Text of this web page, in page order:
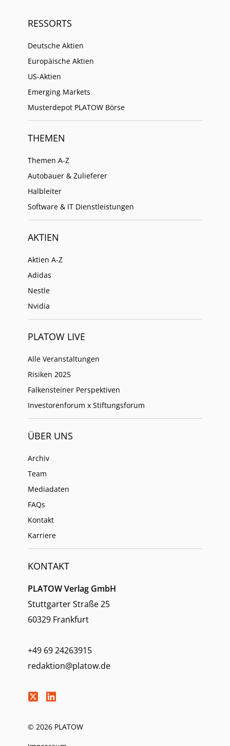
RESSORTS
Deutsche Aktien
Europäische Aktien
US-Aktien
Emerging Markets
Musterdepot PLATOW Börse
THEMEN
Themen A-Z
Autobauer & Zulieferer
Halbleiter
Software & IT Dienstleistungen
AKTIEN
Aktien A-Z
Adidas
Nestle
Nvidia
PLATOW LIVE
Alle Veranstaltungen
Risiken 2025
Falkensteiner Perspektiven
Investorenforum x Stiftungsforum
ÜBER UNS
Archiv
Team
Mediadaten
FAQs
Kontakt
Karriere
KONTAKT
PLATOW Verlag GmbH
Stuttgarter Straße 25
60329 Frankfurt
+49 69 24263915
redaktion@platow.de
© 2026 PLATOW